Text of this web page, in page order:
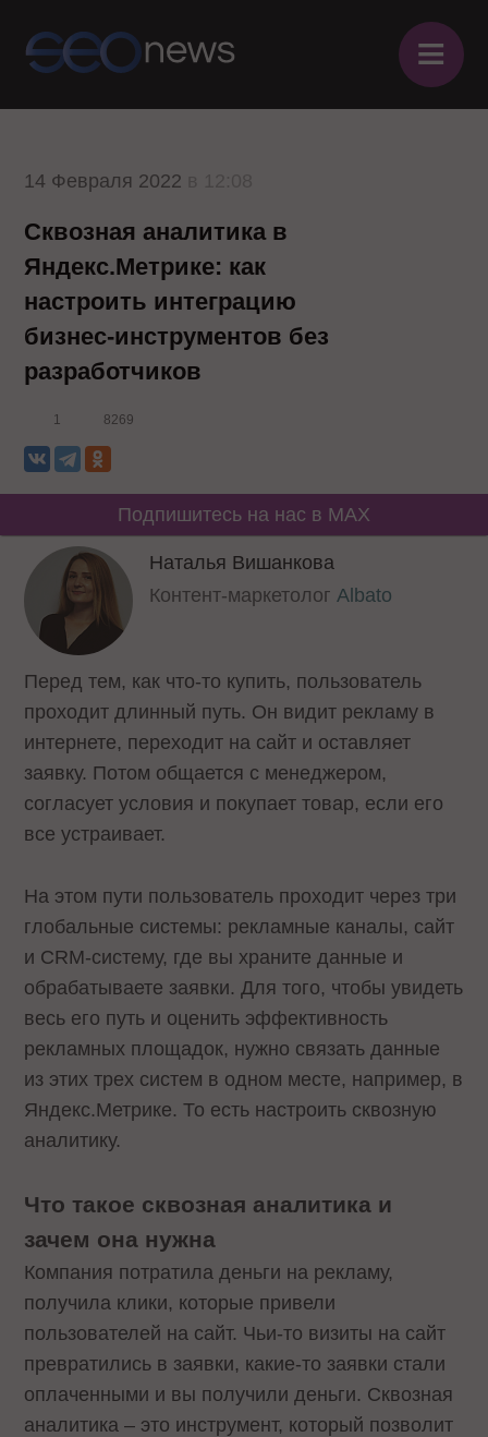
≡
14 Февраля 2022
Сквозная аналитика в
Яндекс.Метрике: как
настроить интеграцию
бизнес-инструментов без
разработчиков
1 8269
Подпишитесь на нас в MAX
Наталья Вишанкова
Контент-маркетологAlbato
Перед тем, как что-то купить, пользователь
проходит длинный путь. Он видит рекламу в
интернете, переходит на сайт и оставляет
заявку. Потом общается с менеджером,
согласует условия и покупает товар, если его
все устраивает.
На этом пути пользователь проходит через три
глобальные системы: рекламные каналы, сайт
и CRM-систему, где вы храните данные и
обрабатываете заявки. Для того, чтобы увидеть
весь его путь и оценить эффективность
рекламных площадок, нужно связать данные
из этих трех систем в одном месте, например, в
Яндекс.Метрике. То есть настроить сквозную
аналитику.
Что такое сквозная аналитика и
зачем она нужна
Компания потратила деньги на рекламу,
получила клики, которые привели
пользователей на сайт. Чьи-то визиты на сайт
превратились в заявки, какие-то заявки стали
оплаченными и вы получили деньги. Сквозная
аналитика – это инструмент, который позволит